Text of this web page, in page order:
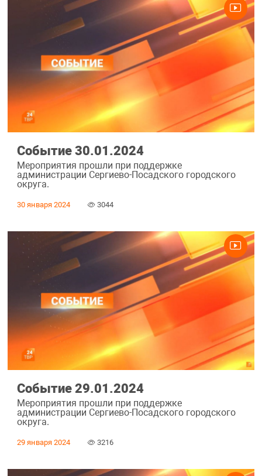
Событие 30.01.2024
Мероприятия прошли при поддержке
администрации Сергиево-Посадского городского
округа.
30 января 2024 3044
Событие 29.01.2024
Мероприятия прошли при поддержке
администрации Сергиево-Посадского городского
округа.
29 января 2024 3216